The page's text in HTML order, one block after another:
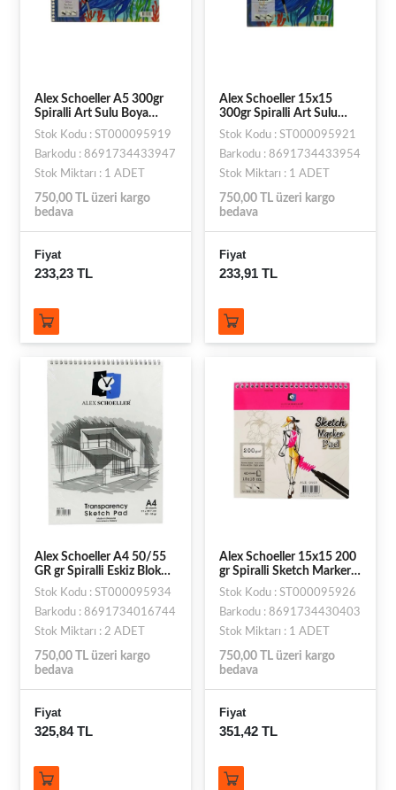
Alex Schoeller A5 300gr
Spiralli Art Sulu Boya
Defteri 12li DFT.ALX-
3947
Stok Kodu : ST000095919
Barkodu : 8691734433947
Stok Miktarı : 1 ADET
750,00 TL üzeri kargo
bedava
Fiyat
233,23 TL
Alex Schoeller 15x15
300gr Spiralli Art Sulu
Boya Defteri ALX-3954
Stok Kodu : ST000095921
Barkodu : 8691734433954
Stok Miktarı : 1 ADET
750,00 TL üzeri kargo
bedava
Fiyat
233,91 TL
Alex Schoeller A4 50/55
GR gr Spiralli Eskiz Blok
30 YP ALX-864
Stok Kodu : ST000095934
Barkodu : 8691734016744
Stok Miktarı : 2 ADET
750,00 TL üzeri kargo
bedava
Fiyat
325,84 TL
Alex Schoeller 15x15 200
gr Spiralli Sketch Marker
Pad 40lı
Stok Kodu : ST000095926
Barkodu : 8691734430403
Stok Miktarı : 1 ADET
750,00 TL üzeri kargo
bedava
Fiyat
351,42 TL